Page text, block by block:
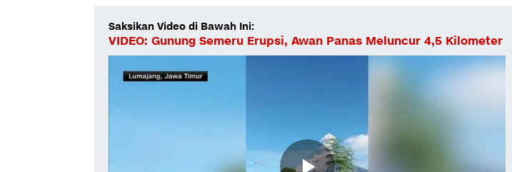
Saksikan Video di Bawah Ini:
VIDEO: Gunung Semeru Erupsi, Awan Panas Meluncur 4,5 Kilometer